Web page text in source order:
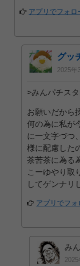
アプリでフォロ
グッ
2025年
>みんパチス
お願いだから
何の為に私が
に一文字づつ
様に配慮した
茶苦茶に為る
こーゆやり取
してゲンナリ
アプリでフォ
み